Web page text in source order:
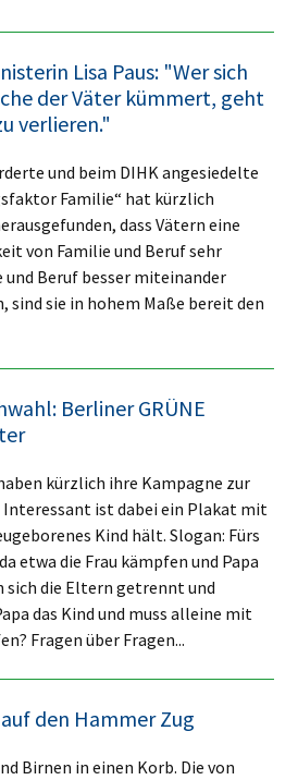
Lisa Paus: "Wer sich
der Väter kümmert, geht
verlieren."
und beim DIHK angesiedelte
Familie“ hat kürzlich
dass Vätern eine
von Familie und Beruf sehr
Beruf besser miteinander
sind sie in hohem Maße bereit den
Berliner GRÜNE
kürzlich ihre Kampagne zur
ist dabei ein Plakat mit
Kind hält. Slogan: Fürs
etwa die Frau kämpfen und Papa
sich die Eltern getrennt und
das Kind und muss alleine mit
Fragen über Fragen...
den Hammer Zug
Birnen in einen Korb. Die von